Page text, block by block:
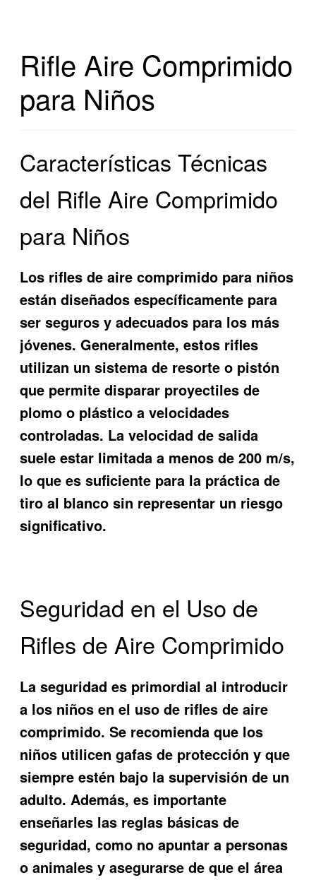
Rifle Aire Comprimido
para Niños
Características Técnicas
del Rifle Aire Comprimido
para Niños
Los rifles de aire comprimido para niños
están diseñados específicamente para
ser seguros y adecuados para los más
jóvenes. Generalmente, estos rifles
utilizan un sistema de resorte o pistón
que permite disparar proyectiles de
plomo o plástico a velocidades
controladas. La velocidad de salida
suele estar limitada a menos de 200 m/s,
lo que es suficiente para la práctica de
tiro al blanco sin representar un riesgo
significativo.
Seguridad en el Uso de
Rifles de Aire Comprimido
La seguridad es primordial al introducir
a los niños en el uso de rifles de aire
comprimido. Se recomienda que los
niños utilicen gafas de protección y que
siempre estén bajo la supervisión de un
adulto. Además, es importante
enseñarles las reglas básicas de
seguridad, como no apuntar a personas
o animales y asegurarse de que el área